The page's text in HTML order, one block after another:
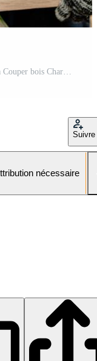
Suivre
nécessaire